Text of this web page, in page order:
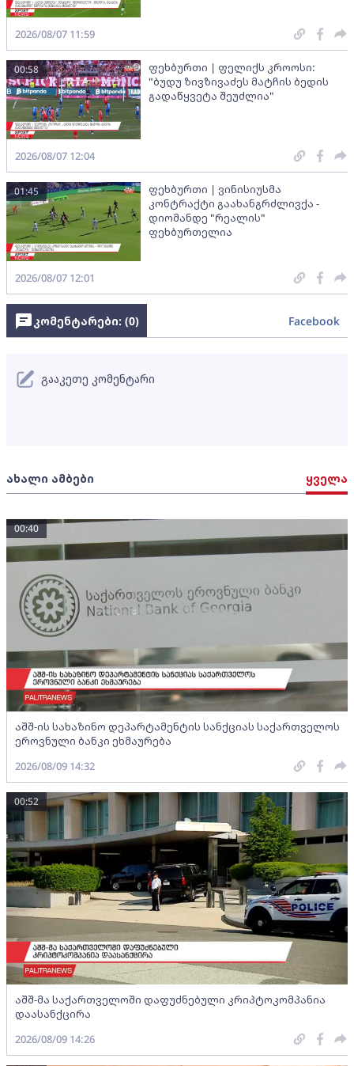
2026/08/07 11:59
ფეხბურთი | ფელიქს კროოსი:
"ბუდუ ზივზივაძეს მატჩის ბედის
გადაწყვეტა შეუძლია"
00:58
2026/08/07 12:04
ფეხბურთი | ვინისიუსმა
კონტრაქტი გაახანგრძლივქა -
დიომანდე "რეალის"
ფეხბურთელია
01:45
2026/08/07 12:01
ახალი ამბები ყველა
აშშ-ის სახაზინო დეპარტამენტის სანქციას საქართველოს
ეროვნული ბანკი ეხმაურება
00:40
2026/08/09 14:32
აშშ-მა საქართველოში დაფუძნებული კრიპტოკომპანია
დაასანქცირა
00:52
2026/08/09 14:26
კომენტარები: (0) Facebook
გააკეთე კომენტარი